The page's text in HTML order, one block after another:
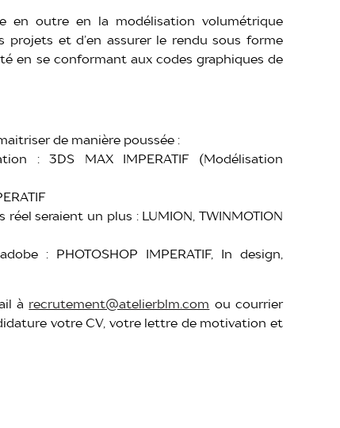
en outre en la modélisation volumétrique
projets et d’en assurer le rendu sous forme
en se conformant aux codes graphiques de
de manière poussée :
: 3DS MAX IMPERATIF (Modélisation
seraient un plus : LUMION, TWINMOTION
: PHOTOSHOP IMPERATIF, In design,
à recrutement@atelierblm.com ou courrier
votre CV, votre lettre de motivation et